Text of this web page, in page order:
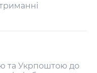
та Укрпоштою до